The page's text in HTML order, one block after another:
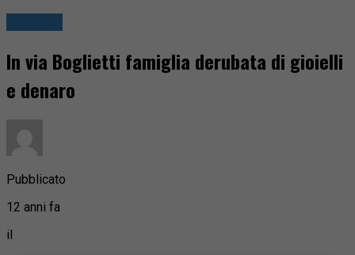
In via Boglietti famiglia derubata di gioielli
e denaro
Pubblicato
12 anni fa
il